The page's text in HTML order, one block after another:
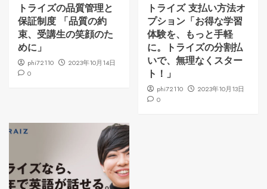
トライズの品質管理と
保証制度 「品質の約
束、受講生の笑顔のた
めに」
phi72110
2023年10月14日
0
トライズ 支払い方法オ
プション「お得な学習
体験を、もっと手軽
に。トライズの分割払
いで、無理なくスター
ト！」
phi72110
2023年10月13日
0